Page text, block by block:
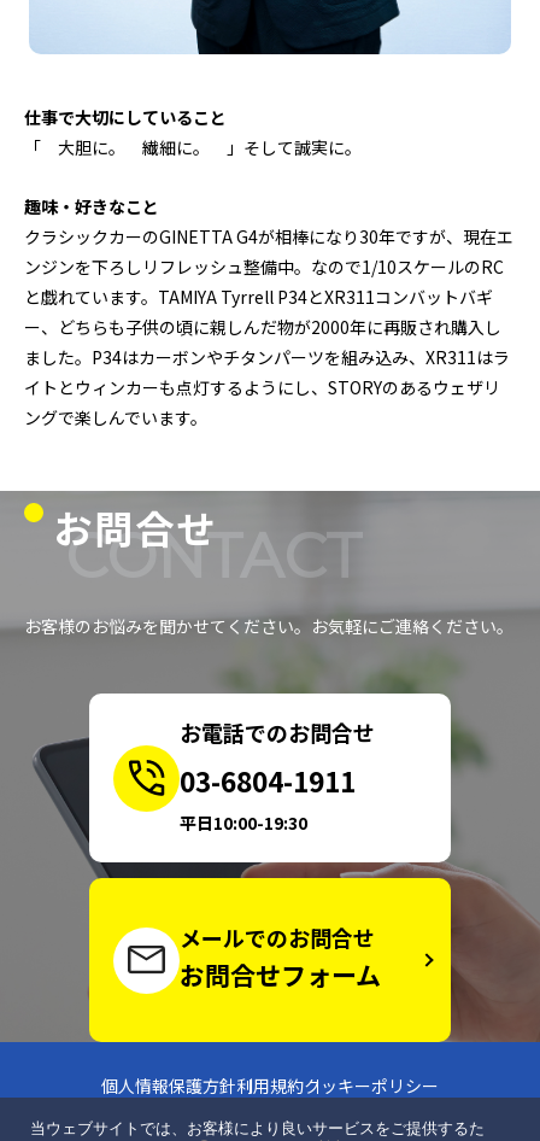
仕事で大切にしていること
「 大胆に。 繊細に。 」そして誠実に。
趣味・好きなこと
クラシックカーのGINETTA G4が相棒になり30年ですが、現在エ
ンジンを下ろしリフレッシュ整備中。なので1/10スケールのRC
と戯れています。TAMIYA Tyrrell P34とXR311コンバットバギ
ー、どちらも子供の頃に親しんだ物が2000年に再販され購入し
ました。P34はカーボンやチタンパーツを組み込み、XR311はラ
イトとウィンカーも点灯するようにし、STORYのあるウェザリ
ングで楽しんでいます。
お問合せ
CONTACT
お客様のお悩みを聞かせてください。お気軽にご連絡ください。
お電話でのお問合せ
03-6804-1911
平日10:00-19:30
メールでのお問合せ
お問合せフォーム
個人情報保護方針利用規約クッキーポリシー
当ウェブサイトでは、お客様により良いサービスをご提供するた